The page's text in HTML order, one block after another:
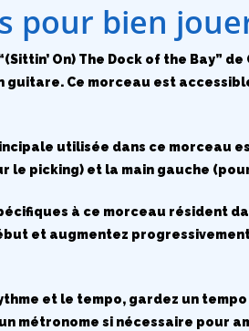
pour bien
On) The Dock of the Bay”
guitare. Ce morceau est
utilisée dans ce morceau
le picking) et la main gauche
à ce morceau résident
et augmentez
et le tempo, gardez un
métronome si nécessaire pour